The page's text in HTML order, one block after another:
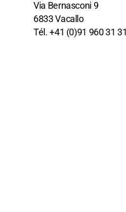
Via Bernasconi 9
6833 Vacallo
Tél. +41 (0)91 960 31 31